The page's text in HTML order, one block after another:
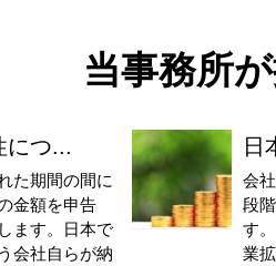
当事務所
につ...
た期間の間に
金額を申告
ます。日本で
会社自らが納
日
会
段
す
業